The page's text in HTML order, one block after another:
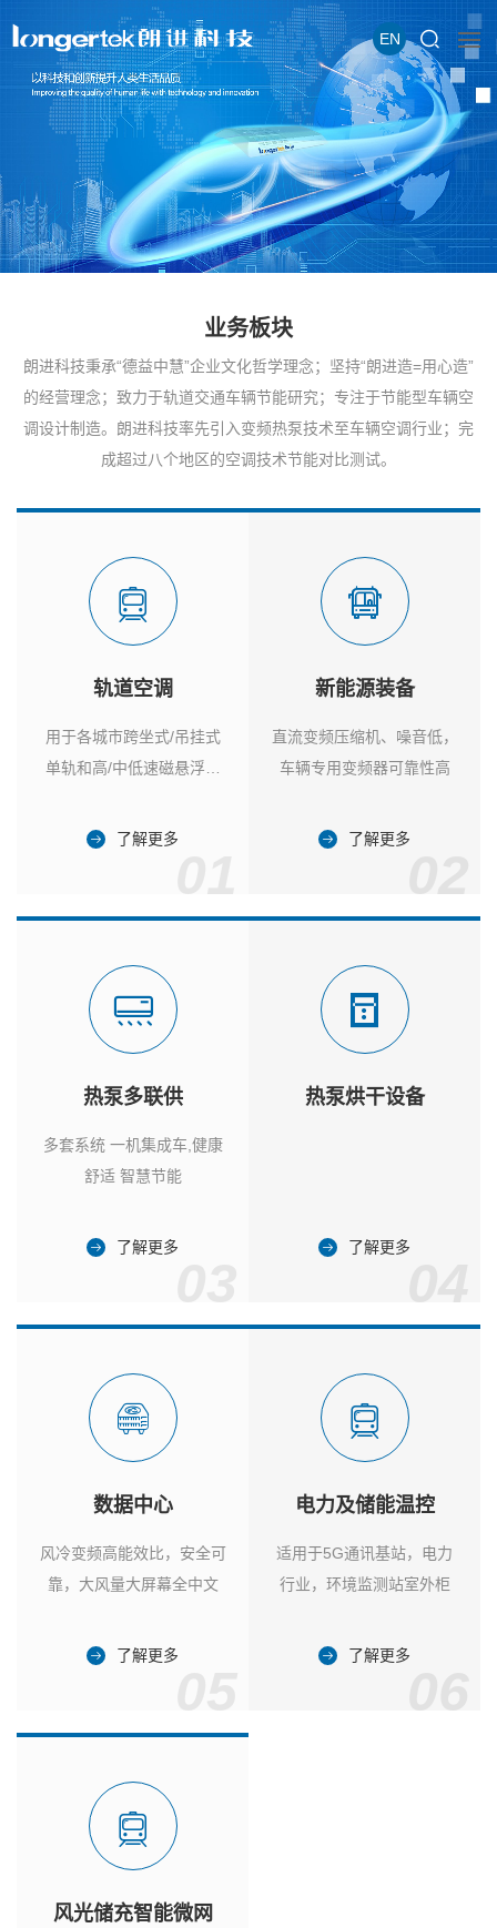
EN
业务板块
朗进科技秉承“德益中慧”企业文化哲学理念；坚持“朗进造=用心造”
的经营理念；致力于轨道交通车辆节能研究；专注于节能型车辆空
调设计制造。朗进科技率先引入变频热泵技术至车辆空调行业；完
成超过八个地区的空调技术节能对比测试。
轨道空调
用于各城市跨坐式/吊挂式
单轨和高/中低速磁悬浮列
了解更多
新能源装备
直流变频压缩机、噪音低，
车辆专用变频器可靠性高
了解更多
热泵多联供
多套系统 一机集成车,健康
舒适 智慧节能
了解更多
热泵烘干设备
了解更多
数据中心
风冷变频高能效比，安全可
靠，大风量大屏幕全中文
了解更多
电力及储能温控
适用于5G通讯基站，电力
行业，环境监测站室外柜
了解更多
风光储充智能微网